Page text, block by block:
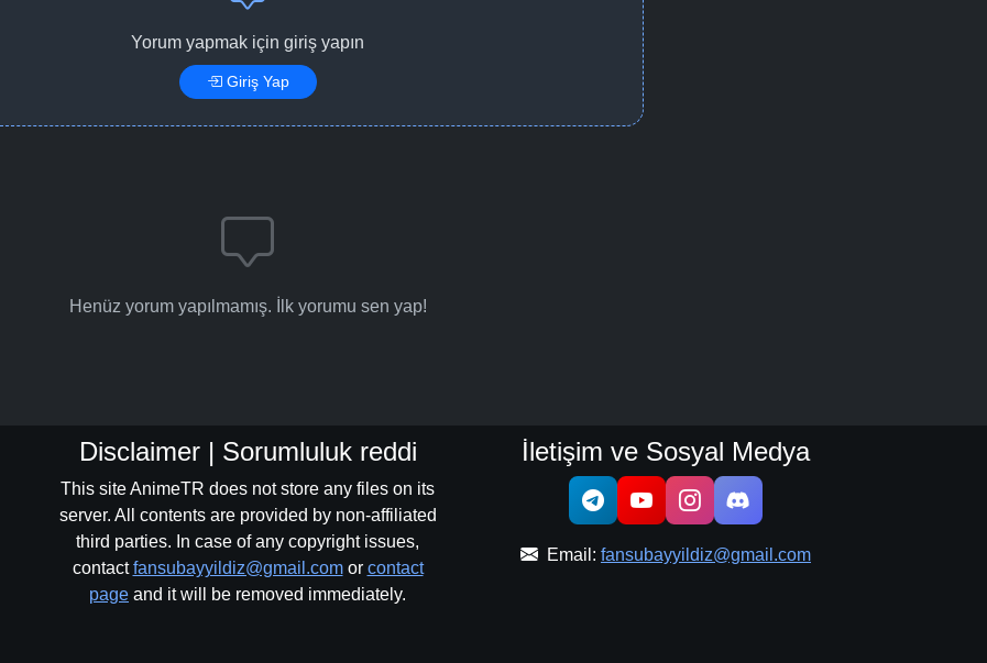
Yorum yapmak için giriş yapın
Giriş Yap
Henüz yorum yapılmamış. İlk yorumu sen yap!
Disclaimer | Sorumluluk reddi
This site AnimeTR does not store any files on its
server. All contents are provided by non-affiliated
third parties. In case of any copyright issues,
contactfansubayyildiz@gmail.comor contact
page and it will be removed immediately.
İletişim ve Sosyal Medya
Email: fansubayyildiz@gmail.com